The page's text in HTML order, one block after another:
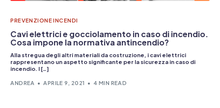
PREVENZIONE INCENDI
Cavi elettrici e gocciolamento in caso di incendio.
Cosa impone la normativa antincendio?
Alla stregua degli altri materiali da costruzione, i cavi elettrici
rappresentano un aspetto significante per la sicurezza in caso di
incendio. I […]
ANDREA APRILE 9, 2021 4 MIN READ